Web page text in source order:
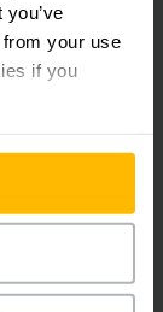
your use
if you
às técnicas
com essa
o mesmo
ácido, mas os